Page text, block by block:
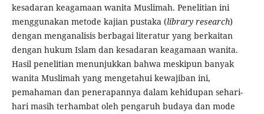
kesadaran keagamaan wanita Muslimah. Penelitian ini
menggunakan metode kajian pustaka (library research)
dengan menganalisis berbagai literatur yang berkaitan
dengan hukum Islam dan kesadaran keagamaan wanita.
Hasil penelitian menunjukkan bahwa meskipun banyak
wanita Muslimah yang mengetahui kewajiban ini,
pemahaman dan penerapannya dalam kehidupan sehari-
hari masih terhambat oleh pengaruh budaya dan mode